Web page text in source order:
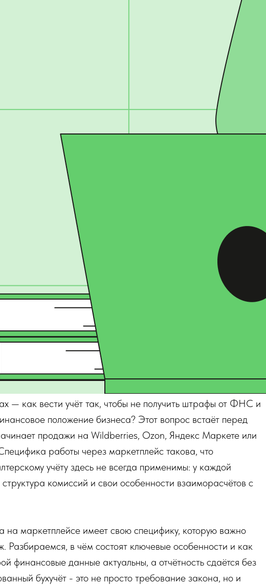
— как вести учёт так, чтобы не получить штрафы от ФНС и
положение бизнеса? Этот вопрос встаёт перед
продажи на Wildberries, Ozon, Яндекс Маркете или
работы через маркетплейс такова, что
учёту здесь не всегда применимы: у каждой
комиссий и свои особенности взаиморасчётов с
на маркетплейсе имеет свою специфику, которую важно
Разбираемся, в чём состоят ключевые особенности и как
финансовые данные актуальны, а отчётность сдаётся без
бухучёт - это не просто требование закона, но и